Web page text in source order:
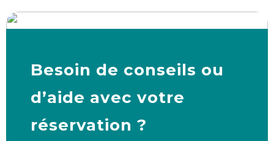
Besoin de conseils ou
d’aide avec votre
réservation ?